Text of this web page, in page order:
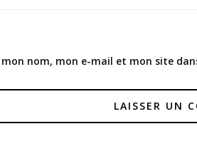
nom, mon e-mail et mon site